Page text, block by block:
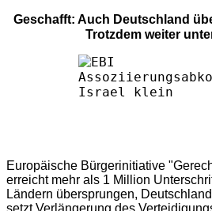
Geschafft: Auch Deutschland
Trotzdem weiter
Europäische Bürgerinitiative
erreicht mehr als 1 Million
Ländern übersprungen,
setzt Verlängerung des